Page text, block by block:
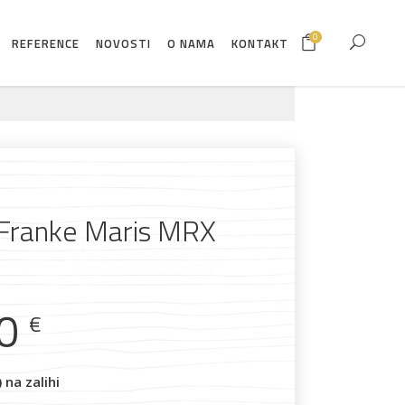
REFERENCE NOVOSTI O NAMA KONTAKT 0
Maris MRX
€
na zalihi